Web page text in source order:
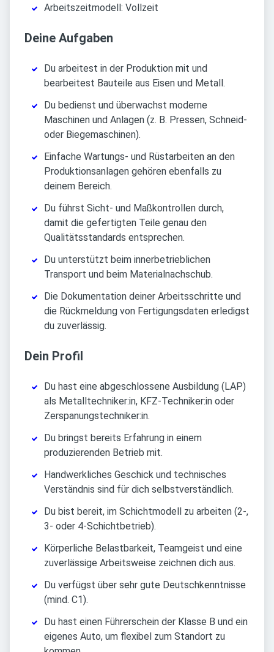
Arbeitszeitmodell: Vollzeit
Deine Aufgaben
Du arbeitest in der Produktion mit und
bearbeitest Bauteile aus Eisen und Metall.
Du bedienst und überwachst moderne
Maschinen und Anlagen (z. B. Pressen, Schneid-
oder Biegemaschinen).
Einfache Wartungs- und Rüstarbeiten an den
Produktionsanlagen gehören ebenfalls zu
deinem Bereich.
Du führst Sicht- und Maßkontrollen durch,
damit die gefertigten Teile genau den
Qualitätsstandards entsprechen.
Du unterstützt beim innerbetrieblichen
Transport und beim Materialnachschub.
Die Dokumentation deiner Arbeitsschritte und
die Rückmeldung von Fertigungsdaten erledigst
du zuverlässig.
Dein Profil
Du hast eine abgeschlossene Ausbildung (LAP)
als Metalltechniker:in, KFZ-Techniker:in oder
Zerspanungstechniker:in.
Du bringst bereits Erfahrung in einem
produzierenden Betrieb mit.
Handwerkliches Geschick und technisches
Verständnis sind für dich selbstverständlich.
Du bist bereit, im Schichtmodell zu arbeiten (2-,
3- oder 4-Schichtbetrieb).
Körperliche Belastbarkeit, Teamgeist und eine
zuverlässige Arbeitsweise zeichnen dich aus.
Du verfügst über sehr gute Deutschkenntnisse
(mind. C1).
Du hast einen Führerschein der Klasse B und ein
eigenes Auto, um flexibel zum Standort zu